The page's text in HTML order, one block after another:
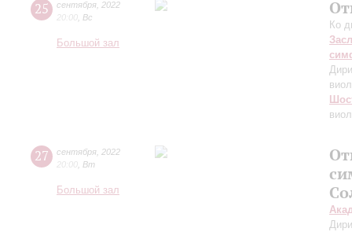
25 сентября 2022
20:00 Вс
Большой зал
Ко
27 сентября 2022
20:00 Вт
Большой зал